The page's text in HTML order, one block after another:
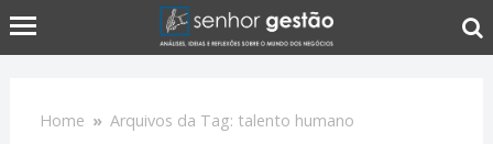
Home » Arquivos da Tag: talento humano